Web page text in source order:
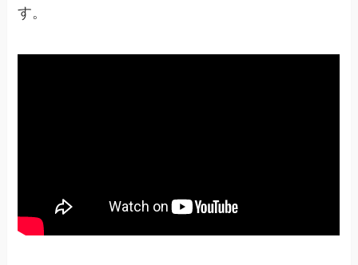
す。